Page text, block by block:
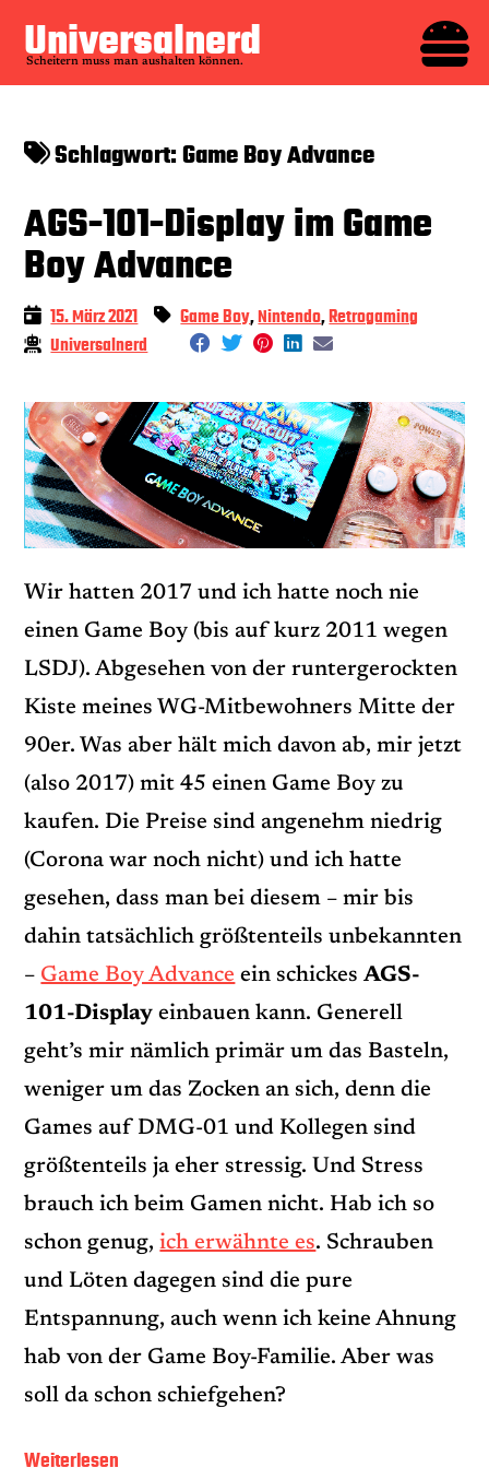
Inhalt
Universalnerd
Scheitern muss man aushalten können. 
Schlagwort:Game Boy Advance
AGS-101-Display im Game
Boy Advance
15. März 2021 Game Boy,Nintendo, Retrogaming
Universalnerd
Wir hatten 2017 und ich hatte noch nie
einen Game Boy (bis auf kurz 2011 wegen
LSDJ). Abgesehen von der runtergerockten
Kiste meines WG-Mitbewohners Mitte der
90er. Was aber hält mich davon ab, mir jetzt
(also 2017) mit 45 einen Game Boy zu
kaufen. Die Preise sind angenehm niedrig
(Corona war noch nicht) und ich hatte
gesehen, dass man bei diesem – mir bis
dahin tatsächlich größtenteils unbekannten
– Game Boy Advance ein schickesAGS-
101-Display einbauen kann. Generell
geht’s mir nämlich primär um das Basteln,
weniger um das Zocken an sich, denn die
Games auf DMG-01 und Kollegen sind
größtenteils ja eher stressig. Und Stress
brauch ich beim Gamen nicht. Hab ich so
schon genug,ich erwähnte es. Schrauben
und Löten dagegen sind die pure
Entspannung, auch wenn ich keine Ahnung
hab von der Game Boy-Familie. Aber was
soll da schon schiefgehen?
Weiterlesen